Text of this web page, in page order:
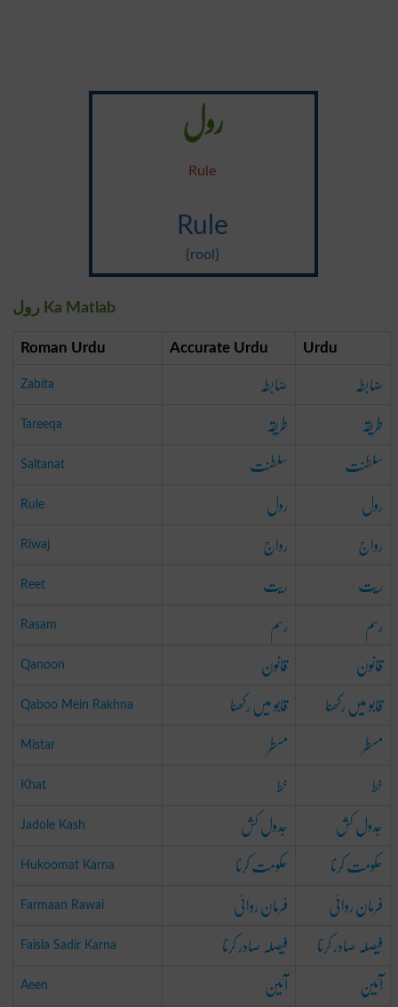
رول
Rule
Rule
{rool}
رول Ka Matlab
Roman Urdu Accurate Urdu Urdu
Zabita ضابطہ ضابطہ
Tareeqa طریقہ طریقہ
Saltanat سلطنت سلطنت
Rule رول رول
Riwaj رواج رواج
Reet ریت ریت
Rasam رسم رسم
Qanoon قانون قانون
Qaboo Mein Rakhna قابو میں رکھنا قابو میں رکھنا
Mistar مسطر مسطر
Khat خط خط
Jadole Kash جدول کش جدول کش
Hukoomat Karna حکومت کرنا حکومت کرنا
Farmaan Rawai فرمان روائی فرمان روائی
Faisla Sadir Karna فیصلہ صادر کرنا فیصلہ صادر کرنا
Aeen آئین آئین